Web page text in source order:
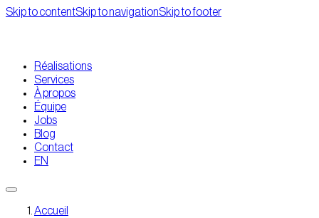
Skip to contentSkip to navigationSkip to footer
Réalisations
Services
À propos
Équipe
Jobs
Blog
Contact
EN
Accueil